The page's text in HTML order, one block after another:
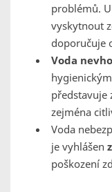
problémů.
vyskytnout
doporučuje
Voda
představuje
zejména
Voda
je vyhlášen
poškození